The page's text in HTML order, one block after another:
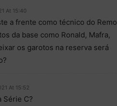
At 15:40
a frente como técnico do Remo
da base como Ronald, Mafra,
os garotos na reserva será
At 15:52
Série C?